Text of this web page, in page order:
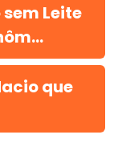
Leite
que